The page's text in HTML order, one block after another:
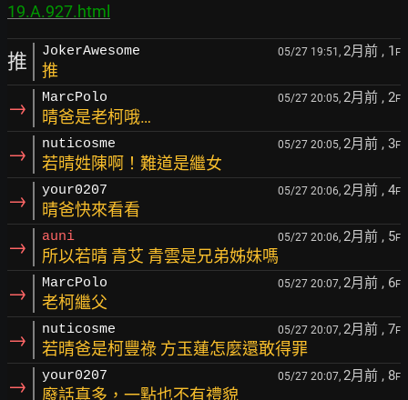
19.A.927.html
推 JokerAwesome 05/27 19:51, 2月前 , 1 F
推
→ MarcPolo 05/27 20:05, 2月前 , 2F
晴爸是老柯哦…
→ nuticosme 05/27 20:05, 2月前 , 3F
若晴姓陳啊！難道是繼女
→ your0207 05/27 20:06, 2月前 , 4F
晴爸快來看看
→ auni 05/27 20:06, 2月前 , 5F
所以若晴 青艾 青雲是兄弟姊妹嗎
→ MarcPolo 05/27 20:07, 2月前 , 6F
老柯繼父
→ nuticosme 05/27 20:07, 2月前 , 7F
若晴爸是柯豐祿 方玉蓮怎麼還敢得罪
→ your0207 05/27 20:07, 2月前 , 8F
廢話真多，一點也不有禮貌